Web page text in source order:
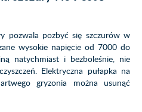
pozwala pozbyć się szczurów w
wysokie napięcie od 7000 do
natychmiast i bezboleśnie, nie
Elektryczna pułapka na
gryzonia można usunąć